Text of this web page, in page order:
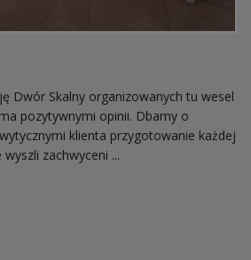
Dwór Skalny organizowanych tu wesel
pozytywnymi opinii. Dbamy o
klienta przygotowanie każdej
zachwyceni ...